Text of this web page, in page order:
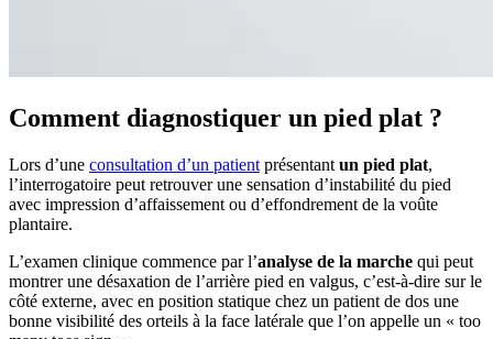
Comment diagnostiquer un pied plat ?
Lors d’une consultation d’un patient présentant un pied plat,
l’interrogatoire peut retrouver une sensation d’instabilité du pied
avec impression d’affaissement ou d’effondrement de la voûte
plantaire.
L’examen clinique commence par l’analyse de la marche qui peut
montrer une désaxation de l’arrière pied en valgus, c’est-à-dire sur le
côté externe, avec en position statique chez un patient de dos une
bonne visibilité des orteils à la face latérale que l’on appelle un « too